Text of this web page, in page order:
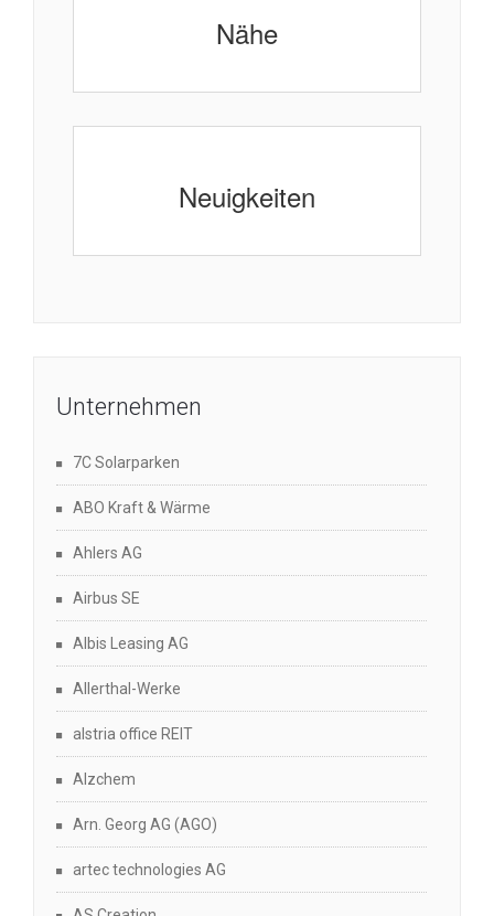
Nähe
Neuigkeiten
Unternehmen
7C Solarparken
ABO Kraft & Wärme
Ahlers AG
Airbus SE
Albis Leasing AG
Allerthal-Werke
alstria office REIT
Alzchem
Arn. Georg AG (AGO)
artec technologies AG